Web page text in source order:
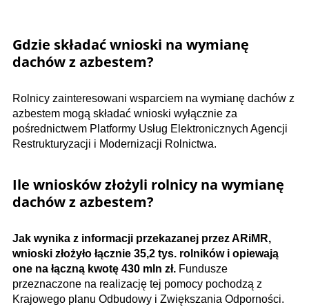
Gdzie składać wnioski na wymianę
dachów z azbestem?
Rolnicy zainteresowani wsparciem na wymianę dachów z
azbestem mogą składać wnioski wyłącznie za
pośrednictwem Platformy Usług Elektronicznych Agencji
Restrukturyzacji i Modernizacji Rolnictwa.
Ile wniosków złożyli rolnicy na wymianę
dachów z azbestem?
Jak wynika z informacji przekazanej przez ARiMR,
wnioski złożyło łącznie 35,2 tys. rolników i opiewają
one na łączną kwotę 430 mln zł. Fundusze
przeznaczone na realizację tej pomocy pochodzą z
Krajowego planu Odbudowy i Zwiększania Odporności.